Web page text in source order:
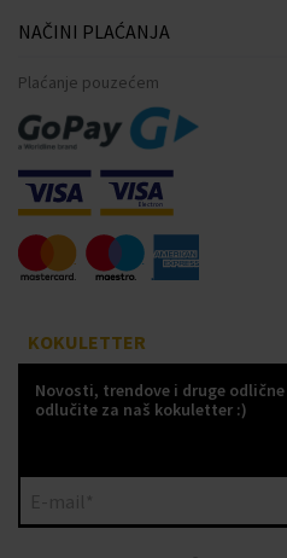
NAČINI PLAĆANJA
Plaćanje pouzećem
KOKULETTER
Novosti, trendove i druge
odlučite za naš kokuletter :)